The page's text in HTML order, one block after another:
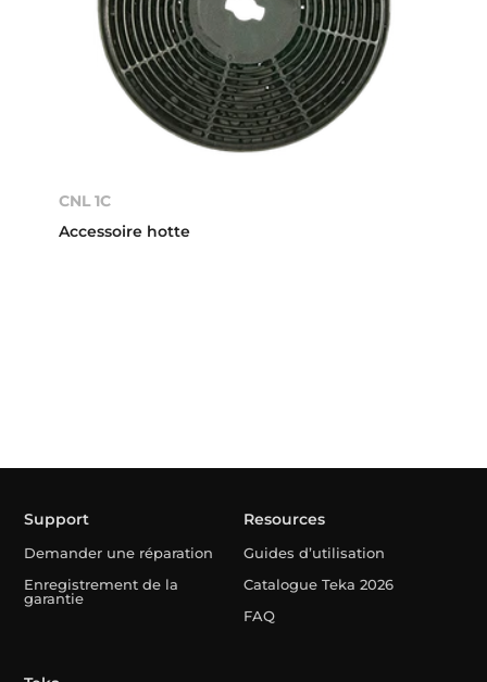
CNL 1C
Accessoire hotte
Support
Demander une réparation
Enregistrement de la
garantie
Resources
Guides d’utilisation
Catalogue Teka 2026
FAQ